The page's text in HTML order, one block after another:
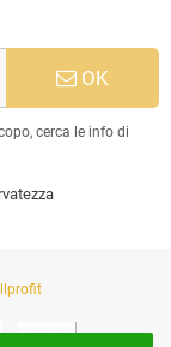
OK
cerca le info di